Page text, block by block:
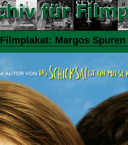
Filmplakat: Margos Spuren